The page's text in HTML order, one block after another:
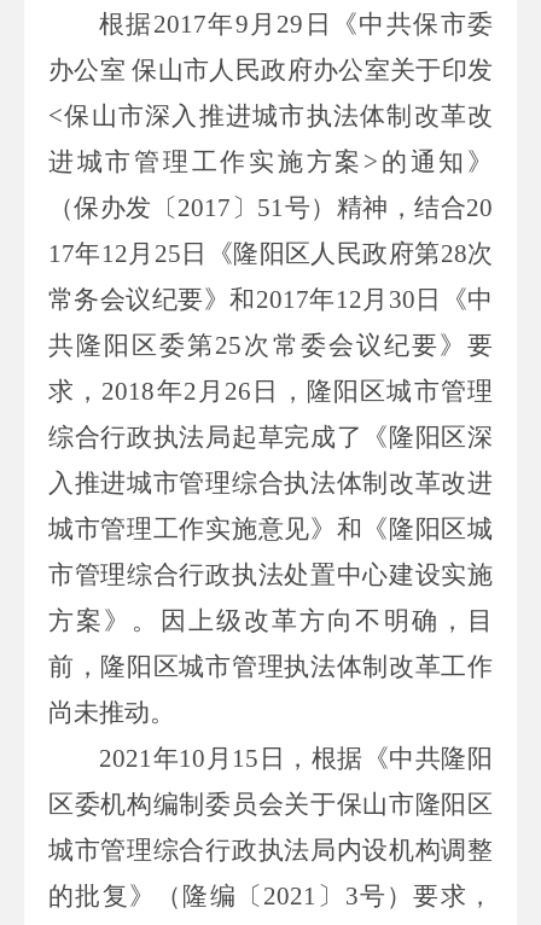
根据2017年9 月 29 日《中共保市委
办公室 保山市人民政府办公室关于印发
<保山市深入推进城市执法体制改革改
进城市管理工作实施方案 > 的通知》
（保办发〔2017 〕 51号）精神，结合20
17年12月 25 日《隆阳区人民政府第28次
常务会议纪要》和2017年12月 30 日《中
共隆阳区委第25次常委会议纪要》要
求， 2018年2 月 26 日，隆阳区城市管理
综合行政执法局起草完成了《隆阳区深
入推进城市管理综合执法体制改革改进
城市管理工作实施意见》和《隆阳区城
市管理综合行政执法处置中心建设实施
方案》。因上级改革方向不明确，目
前，隆阳区城市管理执法体制改革工作
尚未推动。
2021年10 月 15 日，根据《中共隆阳
区委机构编制委员会关于保山市隆阳区
城市管理综合行政执法局内设机构调整
的批复》（隆编〔 2021 〕 3号）要求，